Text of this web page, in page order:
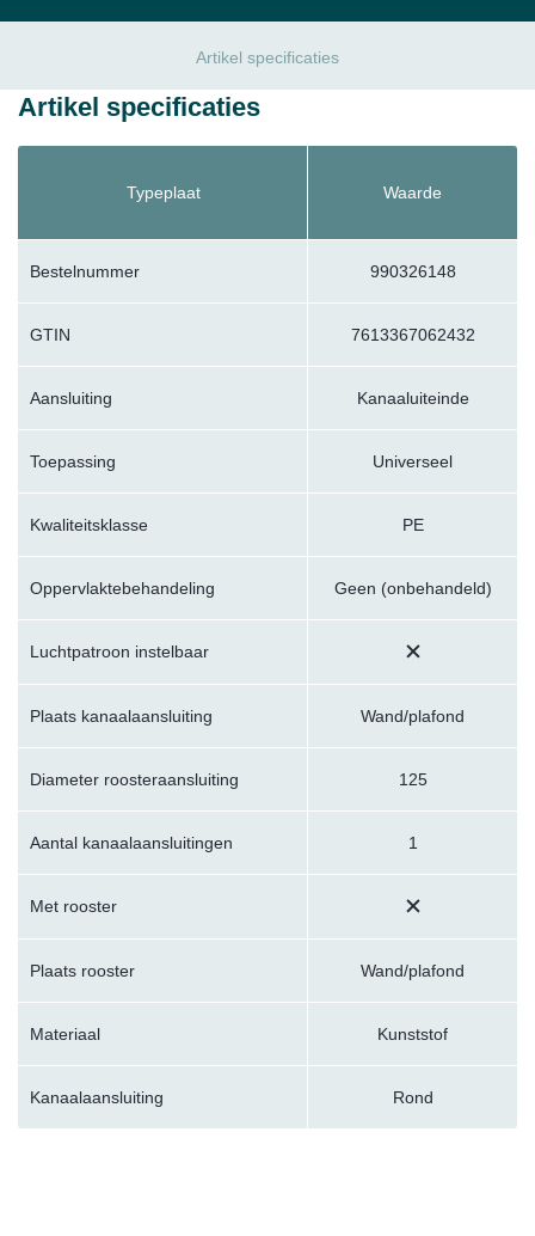
Artikel specificaties
Artikel specificaties
Typeplaat Waarde
Bestelnummer 990326148
GTIN 7613367062432
Aansluiting Kanaaluiteinde
Toepassing Universeel
Kwaliteitsklasse PE
Oppervlaktebehandeling Geen (onbehandeld)
Luchtpatroon instelbaar
Plaats kanaalaansluiting Wand/plafond
Diameter roosteraansluiting 125
Aantal kanaalaansluitingen 1
Met rooster
Plaats rooster Wand/plafond
Materiaal Kunststof
Kanaalaansluiting Rond